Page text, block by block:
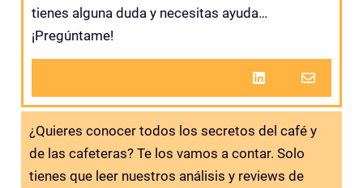
tienes alguna duda y necesitas ayuda…
¡Pregúntame!
¿Quieres conocer todos los secretos del café y
de las cafeteras? Te los vamos a contar. Solo
tienes que leer nuestros análisis y reviews de